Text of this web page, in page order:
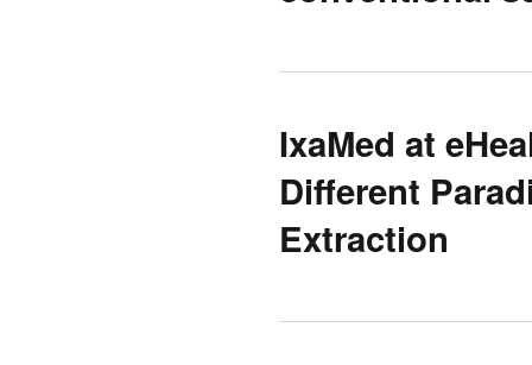
IxaMed at
Different
Extraction